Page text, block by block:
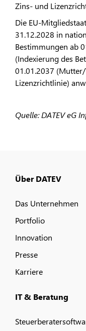
Zins- und
Die EU-
31.12.2028 in
Bestimmungen ab
(Indexierung des
01.01.2037
Lizenzrichtlinie)
Quelle: DATEV eG
Über DATEV
Das Unternehmen
Portfolio
Innovation
Presse
Karriere
IT & Beratung